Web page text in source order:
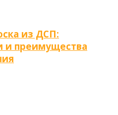
из ДСП:
и преимущества